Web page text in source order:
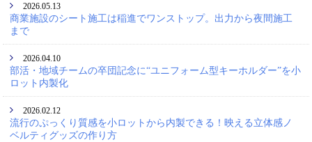
2026.05.13
商業施設のシート施工は稲進でワンストップ。出力から夜間施工
まで
2026.04.10
部活・地域チームの卒団記念に“ユニフォーム型キーホルダー”を小
ロット内製化
2026.02.12
流行のぷっくり質感を小ロットから内製できる！映える立体感ノ
ベルティグッズの作り方